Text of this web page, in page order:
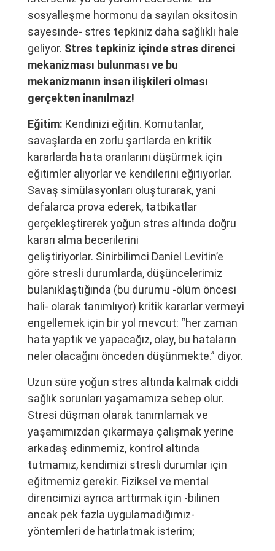
sosyalleşme hormonu da sayılan oksitosin
sayesinde- stres tepkiniz daha sağlıklı hale
geliyor. Stres tepkiniz içinde stres direnci
mekanizması bulunması ve bu
mekanizmanın insan ilişkileri olması
gerçekten inanılmaz!
Eğitim: Kendinizi eğitin. Komutanlar,
savaşlarda en zorlu şartlarda en kritik
kararlarda hata oranlarını düşürmek için
eğitimler alıyorlar ve kendilerini eğitiyorlar.
Savaş simülasyonları oluşturarak, yani
defalarca prova ederek, tatbikatlar
gerçekleştirerek yoğun stres altında doğru
kararı alma becerilerini
geliştiriyorlar. Sinirbilimci Daniel Levitin’e
göre stresli durumlarda, düşüncelerimiz
bulanıklaştığında (bu durumu -ölüm öncesi
hali- olarak tanımlıyor) kritik kararlar vermeyi
engellemek için bir yol mevcut: “her zaman
hata yaptık ve yapacağız, olay, bu hataların
neler olacağını önceden düşünmekte.” diyor.
Uzun süre yoğun stres altında kalmak ciddi
sağlık sorunları yaşamamıza sebep olur.
Stresi düşman olarak tanımlamak ve
yaşamımızdan çıkarmaya çalışmak yerine
arkadaş edinmemiz, kontrol altında
tutmamız, kendimizi stresli durumlar için
eğitmemiz gerekir. Fiziksel ve mental
direncimizi ayrıca arttırmak için -bilinen
ancak pek fazla uygulamadığımız-
yöntemleri de hatırlatmak isterim;